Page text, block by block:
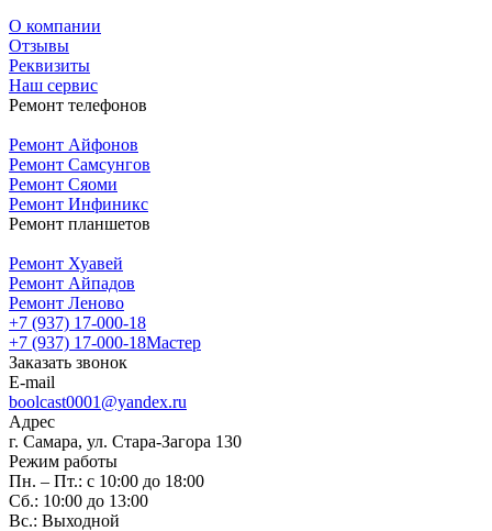
О компании
Отзывы
Реквизиты
Наш сервис
Ремонт телефонов
Ремонт Айфонов
Ремонт Самсунгов
Ремонт Сяоми
Ремонт Инфиникс
Ремонт планшетов
Ремонт Хуавей
Ремонт Айпадов
Ремонт Леново
+7 (937) 17-000-18
+7 (937) 17-000-18Мастер
Заказать звонок
E-mail
boolcast0001@yandex.ru
Адрес
г. Самара, ул. Стара-Загора 130
Режим работы
Пн. – Пт.: с 10:00 до 18:00
Сб.: 10:00 до 13:00
Вс.: Выходной